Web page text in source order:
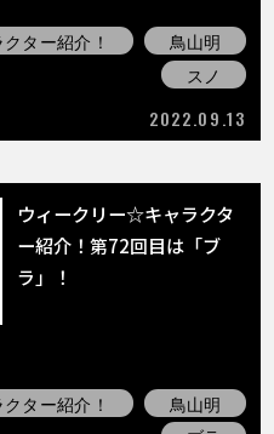
ター紹介！
鳥山明
スノ
2022.09.13
ウィークリー☆キャラクタ
ー紹介！第72回目は「ブ
ラ」！
ター紹介！
鳥山明